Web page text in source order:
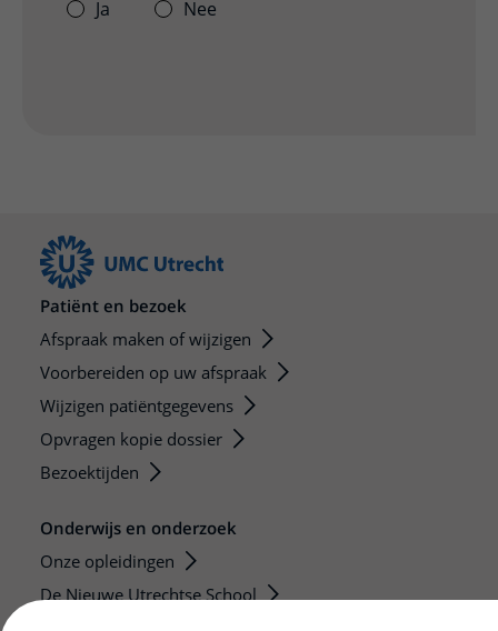
Ja
Nee
Patiënt en bezoek
Afspraak maken of wijzigen
Voorbereiden op uw afspraak
Wijzigen patiëntgegevens
Opvragen kopie dossier
Bezoektijden
Onderwijs en onderzoek
Onze opleidingen
De Nieuwe Utrechtse School